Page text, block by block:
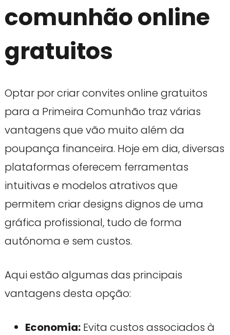
comunhão online
gratuitos
Optar por criar convites online gratuitos
para a Primeira Comunhão traz várias
vantagens que vão muito além da
poupança financeira. Hoje em dia, diversas
plataformas oferecem ferramentas
intuitivas e modelos atrativos que
permitem criar designs dignos de uma
gráfica profissional, tudo de forma
autónoma e sem custos.
Aqui estão algumas das principais
vantagens desta opção:
Economia:Evita custos associados à